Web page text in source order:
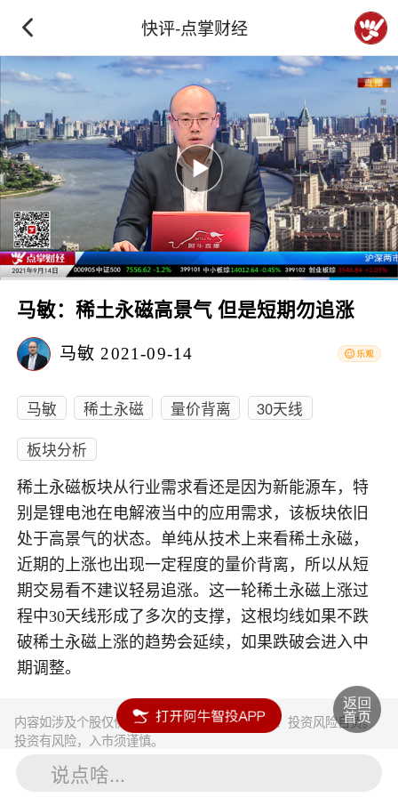
快评-点掌财经
马敏：稀土永磁高景气 但是短期勿追涨
马敏 2021-09-14
马敏 稀土永磁 量价背离
30天线
板块分析
稀土永磁板块从行业需求看还是因为新能源车，特
别是锂电池在电解液当中的应用需求，该板块依旧
处于高景气的状态。单纯从技术上来看稀土永磁，
近期的上涨也出现一定程度的量价背离，所以从短
期交易看不建议轻易追涨。这一轮稀土永磁上涨过
程中30天线形成了多次的支撑，这根均线如果不跌
破稀土永磁上涨的趋势会延续，如果跌破会进入中
期调整。
内容如涉及个股仅供参考，不构成任何投资建议！投资风险自负。
投资有风险，入市须谨慎。
说点啥...